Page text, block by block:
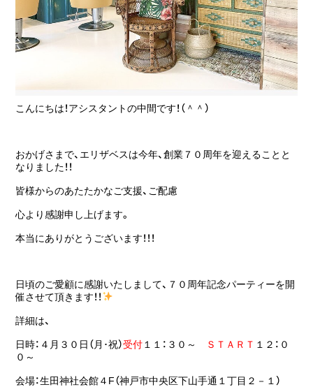
こんにちは！アシスタントの中間です！（＾＾）
おかげさまで、エリザベスは今年、創業７０周年を迎えることと
なりました！！
皆様からのあたたかなご支援、ご配慮
心より感謝申し上げます。
本当にありがとうございます！！！
日頃のご愛顧に感謝いたしまして、７０周年記念パーティーを開
催させて頂きます！！
詳細は、
日時：４月３０日（月･祝）受付１１：３０～ ＳＴＡＲＴ １２：０
０～
会場：生田神社会館４F（神戸市中央区下山手通１丁目２－１）